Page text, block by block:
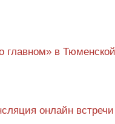
главном» в
онлайн